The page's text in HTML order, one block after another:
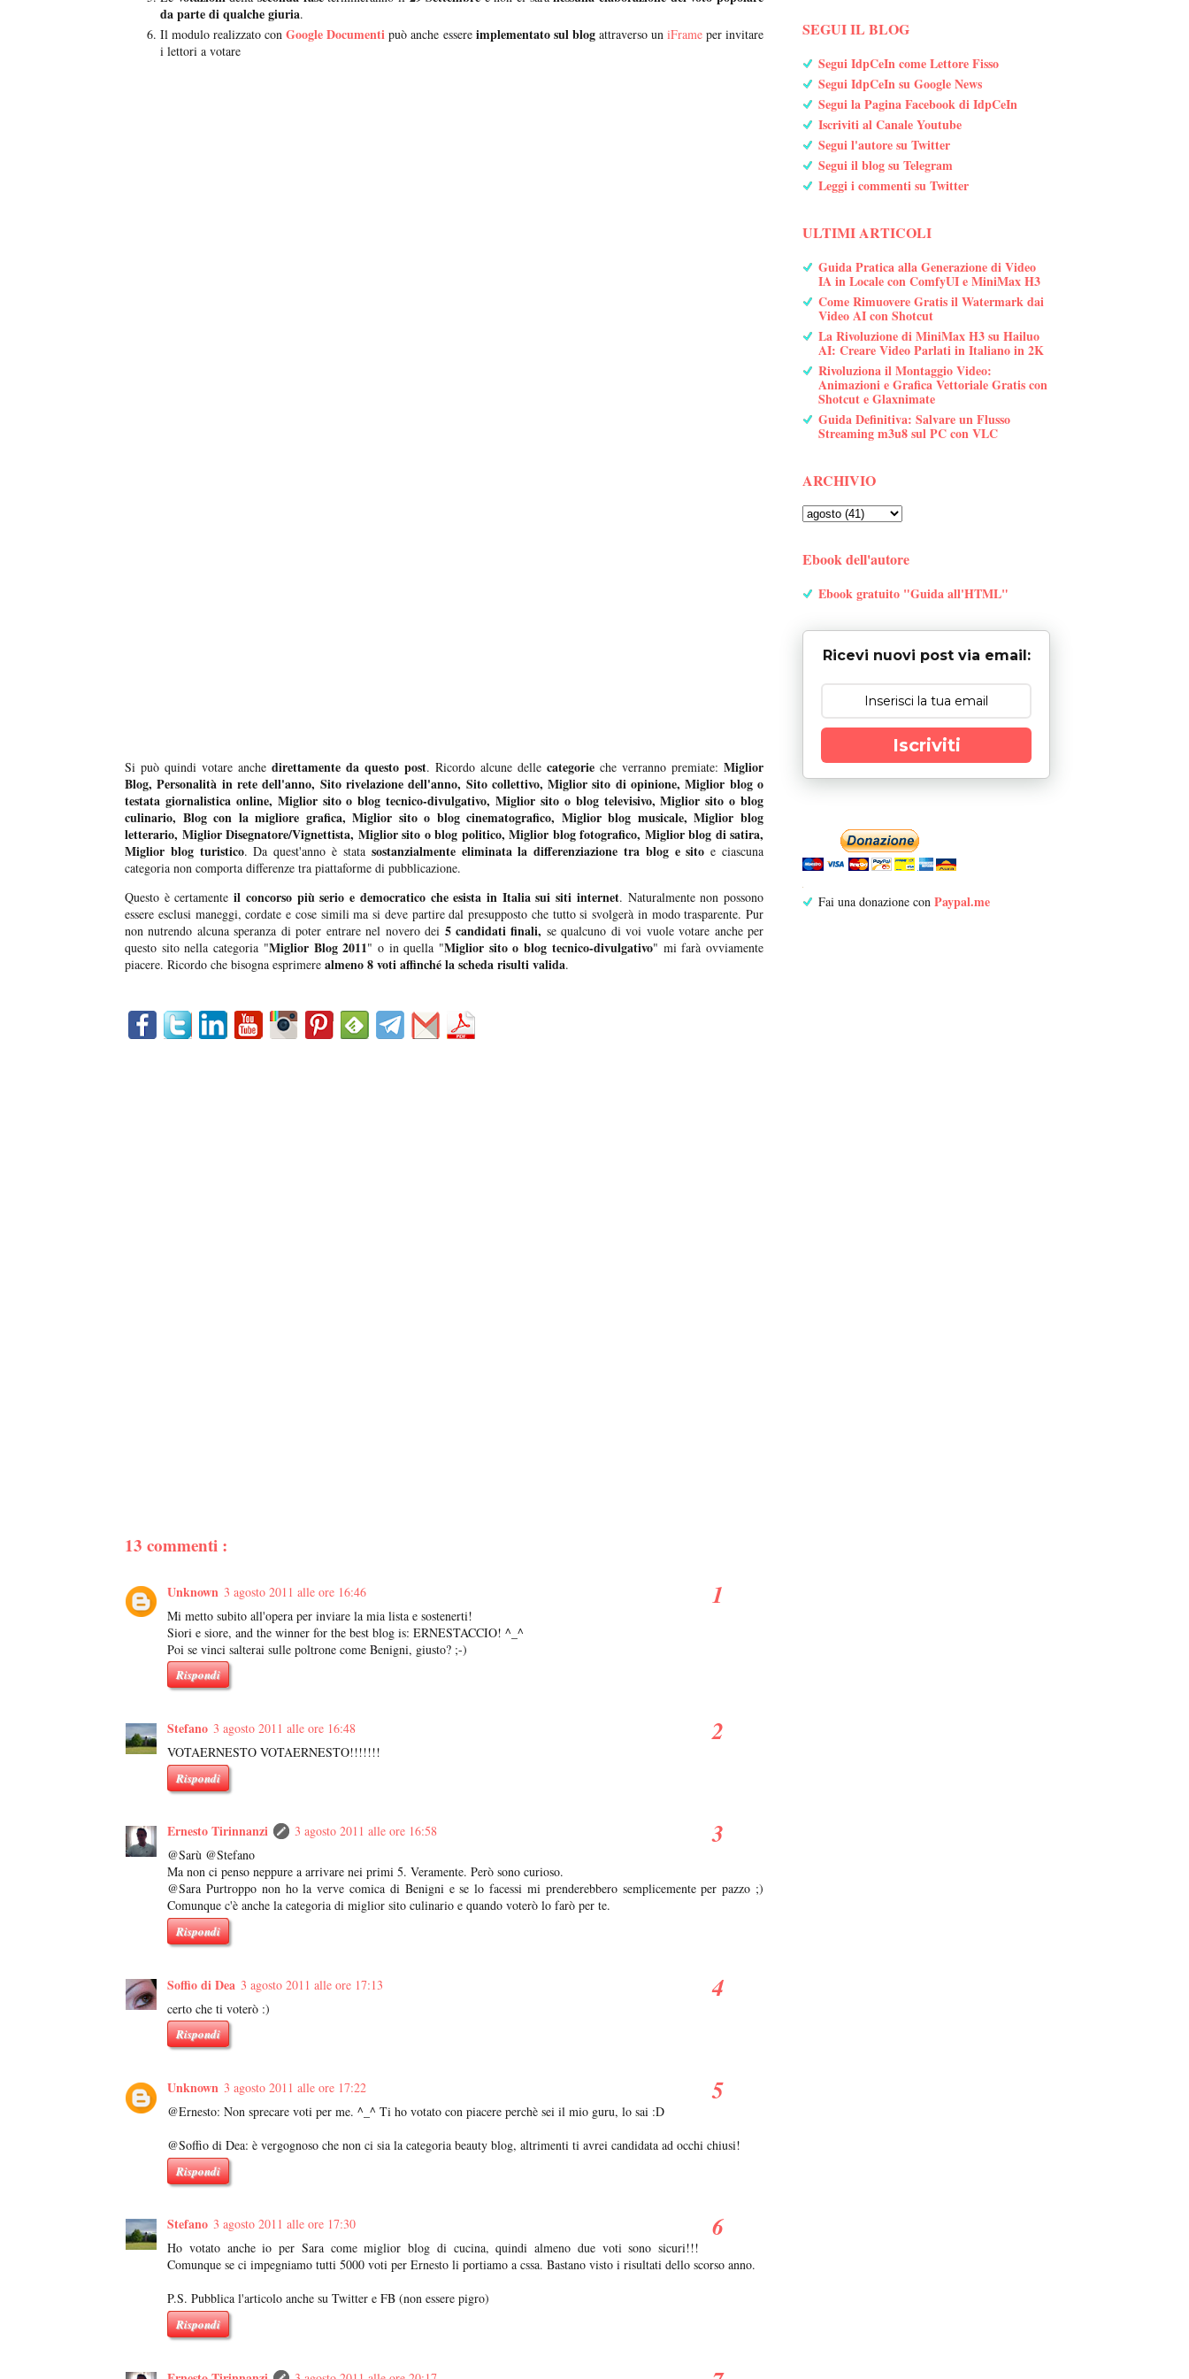
da parte di qualche giuria.
Il modulo realizzato con Google Documenti può anche essere implementato sul blogattraverso un iFrameper invitare
i lettori a votare
Si può quindi votare anche direttamente da questo post. Ricordo alcune delle categorie che verranno premiate: Miglior
Blog, Personalità in rete dell'anno, Sito rivelazione dell'anno, Sito collettivo, Miglior sito di opinione, Miglior blog o
testata giornalistica online, Miglior sito o blog tecnico-divulgativo, Miglior sito o blog televisivo, Miglior sito o blog
culinario, Blog con la migliore grafica, Miglior sito o blog cinematografico, Miglior blog musicale, Miglior blog
letterario, Miglior Disegnatore/Vignettista, Miglior sito o blog politico, Miglior blog fotografico, Miglior blog di satira,
Miglior blog turistico. Da quest'anno è stata sostanzialmente eliminata la differenziazione tra blog e sito e ciascuna
categoria non comporta differenze tra piattaforme di pubblicazione.
Questo è certamenteil concorso più serio e democratico che esista in Italia sui siti internet. Naturalmente non possono
essere esclusi maneggi, cordate e cose simili ma si deve partire dal presupposto che tutto si svolgerà in modo trasparente. Pur
non nutrendo alcuna speranza di poter entrare nel novero dei 5 candidati finali, se qualcuno di voi vuole votare anche per
questo sito nella categoria "Miglior Blog 2011" o in quella "Miglior sito o blog tecnico-divulgativo" mi farà ovviamente
piacere. Ricordo che bisogna esprimere almeno 8 voti affinché la scheda risulti valida.
13 commenti :
Unknown 3 agosto 2011 alle ore 16:46
Mi metto subito all'opera per inviare la mia lista e sostenerti!
Siori e siore, and the winner for the best blog is: ERNESTACCIO! ^_^
Poi se vinci salterai sulle poltrone come Benigni, giusto? ;-)
Rispondi
Stefano 3 agosto 2011 alle ore 16:48
VOTAERNESTO VOTAERNESTO!!!!!!!
Rispondi
Ernesto Tirinnanzi
3 agosto 2011 alle ore 16:58
@Sarù @Stefano
Ma non ci penso neppure a arrivare nei primi 5. Veramente. Però sono curioso.
@Sara Purtroppo non ho la verve comica di Benigni e se lo facessi mi prenderebbero semplicemente per pazzo ;)
Comunque c'è anche la categoria di miglior sito culinario e quando voterò lo farò per te.
Rispondi
Soffio di Dea 3 agosto 2011 alle ore 17:13
certo che ti voterò :)
Rispondi
Unknown 3 agosto 2011 alle ore 17:22
@Ernesto: Non sprecare voti per me. ^_^ Ti ho votato con piacere perchè sei il mio guru, lo sai :D
@Soffio di Dea: è vergognoso che non ci sia la categoria beauty blog, altrimenti ti avrei candidata ad occhi chiusi!
Rispondi
Stefano 3 agosto 2011 alle ore 17:30
Ho votato anche io per Sara come miglior blog di cucina, quindi almeno due voti sono sicuri!!!
Comunque se ci impegniamo tutti 5000 voti per Ernesto li portiamo a cssa. Bastano visto i risultati dello scorso anno.
P.S. Pubblica l'articolo anche su Twitter e FB (non essere pigro)
Rispondi
SEGUI IL BLOG
Segui IdpCeIn come Lettore Fisso
Segui IdpCeIn su Google News
Segui la Pagina Facebook di IdpCeIn
Iscriviti al Canale Youtube
Segui l'autore su Twitter
Segui il blog su Telegram
Leggi i commenti su Twitter
ULTIMI ARTICOLI
Guida Pratica alla Generazione di Video
IA in Locale con ComfyUI e MiniMax H3
Come Rimuovere Gratis il Watermark dai
Video AI con Shotcut
La Rivoluzione di MiniMax H3 su Hailuo
AI: Creare Video Parlati in Italiano in 2K
Rivoluziona il Montaggio Video:
Animazioni e Grafica Vettoriale Gratis con
Shotcut e Glaxnimate
Guida Definitiva: Salvare un Flusso
Streaming m3u8 sul PC con VLC
ARCHIVIO
Ebook dell'autore
Ebook gratuito "Guida all'HTML"
Ricevi nuovi post via email:
Iscriviti
Fai una donazione con Paypal.me